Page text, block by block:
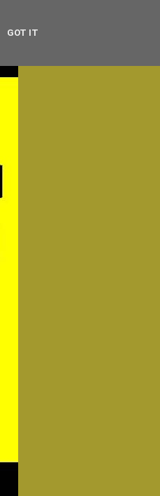
GOT IT